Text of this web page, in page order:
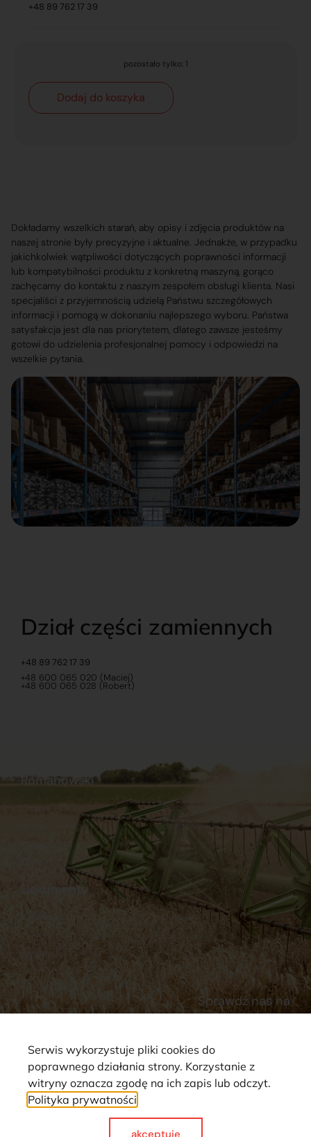
+48 89 762 17 39
pozostało tylko: 1
Dodaj do koszyka
Dokładamy wszelkich starań, aby opisy i zdjęcia produktów na
naszej stronie były precyzyjne i aktualne. Jednakże, w przypadku
jakichkolwiek wątpliwości dotyczących poprawności informacji
lub kompatybilności produktu z konkretną maszyną, gorąco
zachęcamy do kontaktu z naszym zespołem obsługi klienta. Nasi
specjaliści z przyjemnością udzielą Państwu szczegółowych
informacji i pomogą w dokonaniu najlepszego wyboru. Państwa
satysfakcja jest dla nas priorytetem, dlatego zawsze jesteśmy
gotowi do udzielenia profesjonalnej pomocy i odpowiedzi na
wszelkie pytania.
Dział części zamiennych
+48 89 762 17 39
+48 600 065 020 (Maciej)
+48 600 065 028 (Robert)
Dokumenty
Regulamin
Polityka prywatności
Reklamacje i zwroty
Dostawy
Płatności
Romanowski
Sklep internetowy
Praca
Ubezpieczenia
Sprawdź nas na
Strona wykorzystuje pliki cookie. Wszystkie prawa zastrzeżone ©
Serwis wykorzystuje pliki cookies do
poprawnego działania strony. Korzystanie z
witryny oznacza zgodę na ich zapis lub odczyt.
Polityka prywatności
akceptuje